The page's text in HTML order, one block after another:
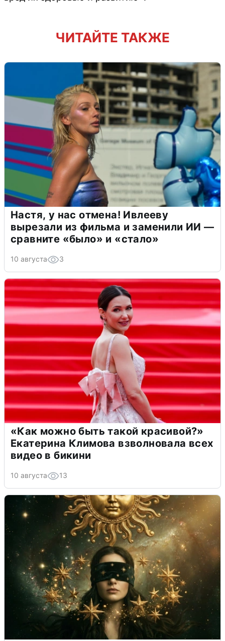
ЧИТАЙТЕ ТАКЖЕ
Настя, у нас отмена! Ивлееву
вырезали из фильма и заменили ИИ —
сравните «было» и «стало»
10 августа 3
«Как можно быть такой красивой?»
Екатерина Климова взволновала всех
видео в бикини
10 августа 13